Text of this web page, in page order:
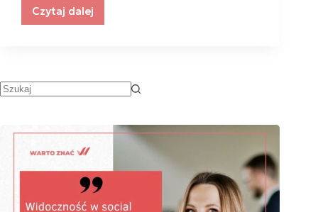
Czytaj dalejProfesjonalna
jakie
urządzenia
największe
możliwości
treningowe